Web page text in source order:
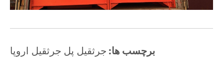
برچسب ها: جرثقیل پل جرثقیل اروپا